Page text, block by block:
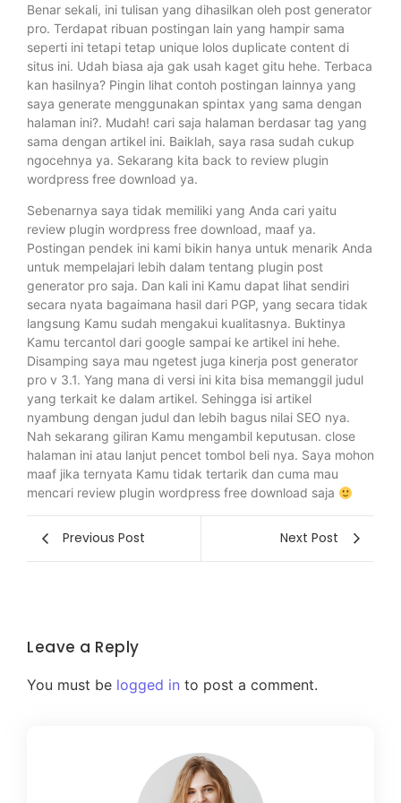
Benar sekali, ini tulisan yang dihasilkan oleh post generator
pro. Terdapat ribuan postingan lain yang hampir sama
seperti ini tetapi tetap unique lolos duplicate content di
situs ini. Udah biasa aja gak usah kaget gitu hehe. Terbaca
kan hasilnya? Pingin lihat contoh postingan lainnya yang
saya generate menggunakan spintax yang sama dengan
halaman ini?. Mudah! cari saja halaman berdasar tag yang
sama dengan artikel ini. Baiklah, saya rasa sudah cukup
ngocehnya ya. Sekarang kita back to review plugin
wordpress free download ya.
Sebenarnya saya tidak memiliki yang Anda cari yaitu
review plugin wordpress free download, maaf ya.
Postingan pendek ini kami bikin hanya untuk menarik Anda
untuk mempelajari lebih dalam tentang plugin post
generator pro saja. Dan kali ini Kamu dapat lihat sendiri
secara nyata bagaimana hasil dari PGP, yang secara tidak
langsung Kamu sudah mengakui kualitasnya. Buktinya
Kamu tercantol dari google sampai ke artikel ini hehe.
Disamping saya mau ngetest juga kinerja post generator
pro v 3.1. Yang mana di versi ini kita bisa memanggil judul
yang terkait ke dalam artikel. Sehingga isi artikel
nyambung dengan judul dan lebih bagus nilai SEO nya.
Nah sekarang giliran Kamu mengambil keputusan. close
halaman ini atau lanjut pencet tombol beli nya. Saya mohon
maaf jika ternyata Kamu tidak tertarik dan cuma mau
mencari review plugin wordpress free download saja
Previous Post Next Post
Leave a Reply
You must be logged in to post a comment.